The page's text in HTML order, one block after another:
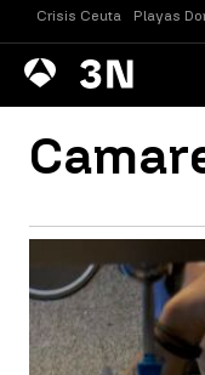
Crisis Ceuta Playas
Antena
3 Noticias